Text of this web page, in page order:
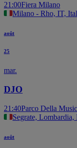
21:00Fiera Milano
Milano - Rho, IT,
août
25
mar.
DJO
21:40Parco Della
Segrate, Lombardia,
août